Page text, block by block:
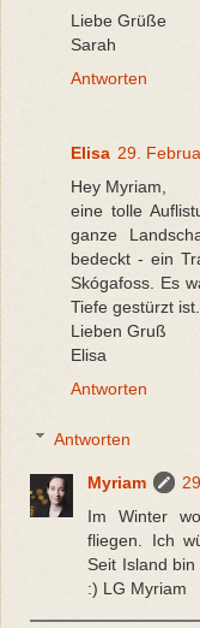
Liebe Grüße
Sarah
Antworten
Elisa 29.
Hey Myriam,
eine tolle
ganze
bedeckt - ein
Skógafoss. Es
Tiefe gestürzt ist.
Lieben Gruß
Elisa
Antworten
Antworten
Myriam
Im Winter
fliegen. Ich
Seit Island bin
:) LG Myriam